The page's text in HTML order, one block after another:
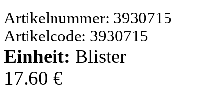
Artikelnummer: 3930715
Artikelcode: 3930715
Einheit: Blister
17.60 €